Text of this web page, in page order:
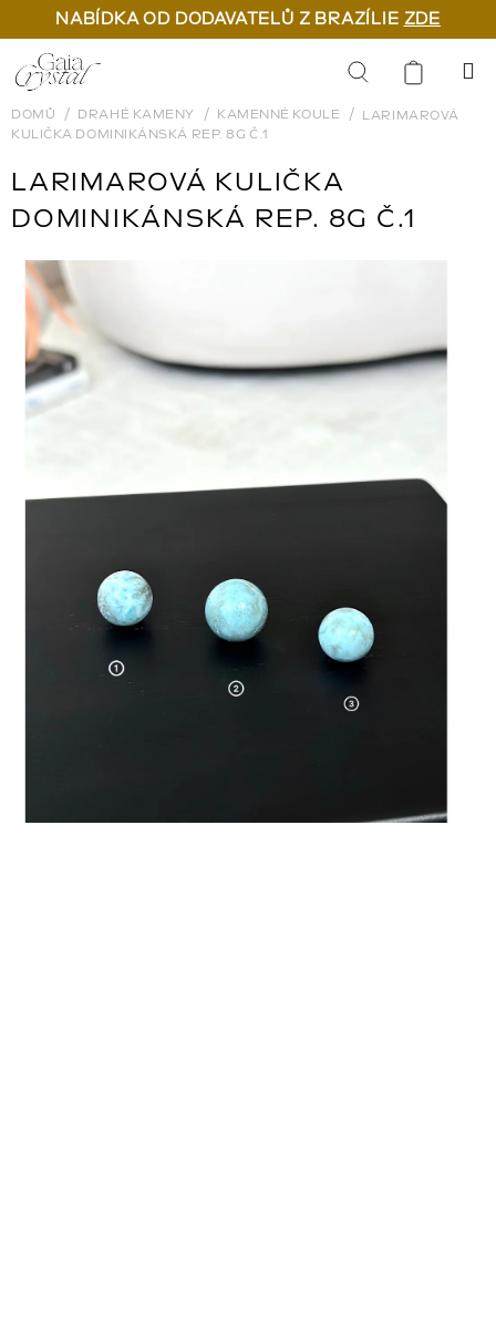
NABÍDKA OD DODAVATELŮ Z BRAZÍLIE ZDE
Přejít
na
obsah
Hledat
DOMŮ DRAHÉ KAMENY KAMENNÉ KOULE
LARIMAROVÁ
KULIČKA DOMINIKÁNSKÁ REP. 8G Č.1
LARIMAROVÁ KULIČKA
DOMINIKÁNSKÁ REP. 8G Č.1